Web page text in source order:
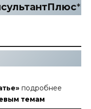
*
подробнее
темам